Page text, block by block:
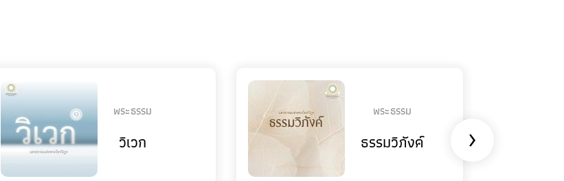
พระธรรม
วิเวก
พระธรรม
ธรรมวิภังค์ ›